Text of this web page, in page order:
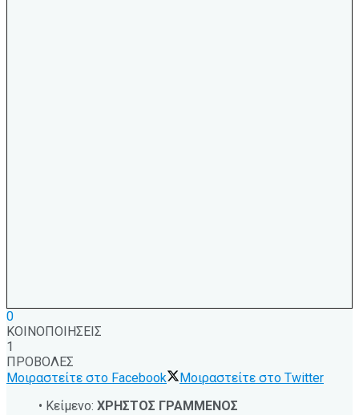
0
ΚΟΙΝΟΠΟΙΗΣΕΙΣ
1
ΠΡΟΒΟΛΕΣ
Μοιραστείτε στο Facebook
Μοιραστείτε στο Twitter
• Κείμενο: ΧΡΗΣΤΟΣ ΓΡΑΜΜΕΝΟΣ